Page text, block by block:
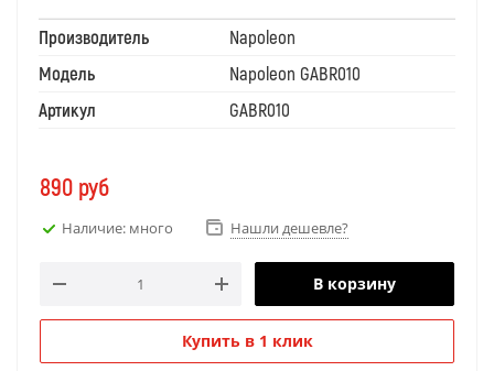
Производитель
Napoleon
Модель
Napoleon GABR010
Артикул
GABR010
890 руб
Наличие: много Нашли дешевле?
В корзину
Купить в 1 клик